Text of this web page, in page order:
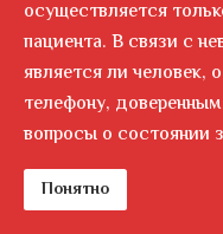
Не буду вдаваться в
это великолепный
пациентам
проведении
послеоперационное
доступно отвечал на
меня не оставалось
осуществляется
пациента. В связи с
является ли человек,
телефону,
вопросы о состоянии
Понятно